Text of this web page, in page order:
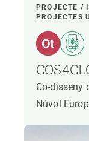
PROJECTE /
PROJECTES
Co-disseny
Núvol